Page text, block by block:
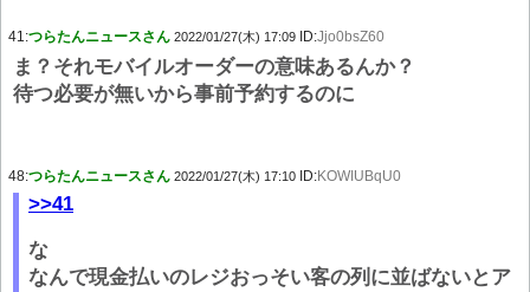
41:つらたんニュースさん 2022/01/27(木) 17:09 ID:Jjo0bsZ60
ま？それモバイルオーダーの意味あるんか？
待つ必要が無いから事前予約するのに
48:つらたんニュースさん 2022/01/27(木) 17:10 ID:KOWIUBqU0
>>41
な
なんで現金払いのレジおっそい客の列に並ばないとア